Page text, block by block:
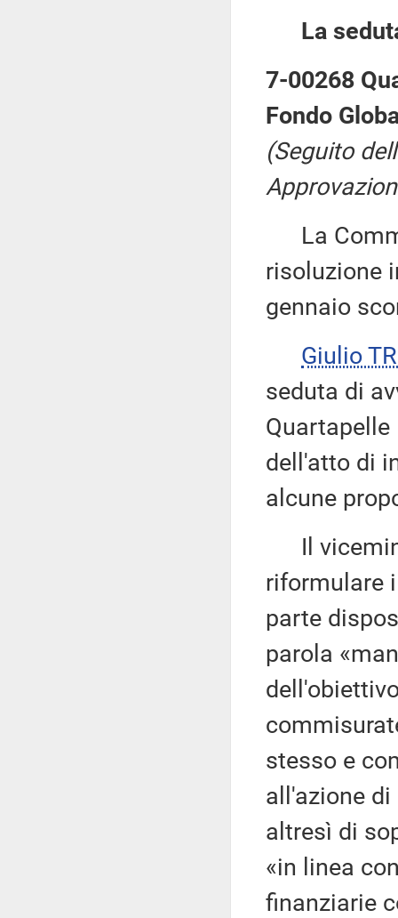
La
7-00268
Fondo
(Seguito
La
risoluzione
gennaio
Giulio
seduta di
dell'atto di
alcune
Il
riformulare
parte
parola
stesso e
all'azione di
altresì di
«in linea
finanziarie